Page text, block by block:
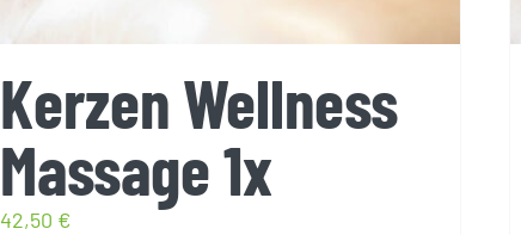
Kerzen Wellness
Massage 1x
42,50 €